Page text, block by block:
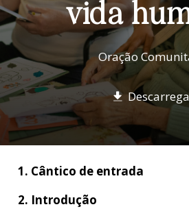
vida
Oração
1. Cântico de entrada
2. Introdução